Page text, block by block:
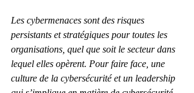
Les cybermenaces sont des risques
persistants et stratégiques pour toutes les
organisations, quel que soit le secteur dans
lequel elles opèrent. Pour faire face, une
culture de la cybersécurité et un leadership